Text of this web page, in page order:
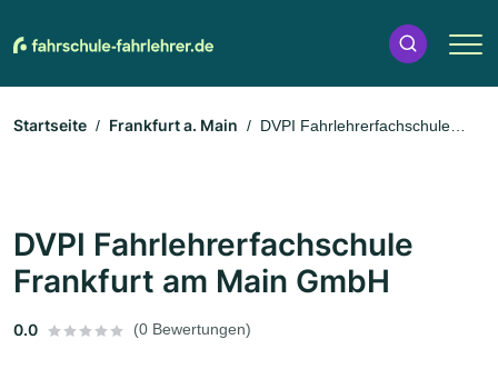
Startseite Frankfurt a. Main
DVPI Fahrlehrerfachschule
DVPI Fahrlehrerfachschule
Frankfurt am Main GmbH
0.0 (0 Bewertungen)